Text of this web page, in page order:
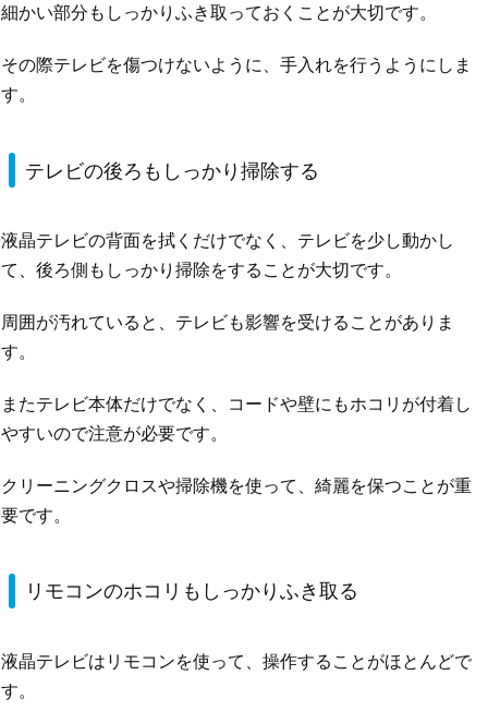
細かい部分もしっかりふき取っておくことが大切です。
その際テレビを傷つけないように、手入れを行うようにしま
す。
テレビの後ろもしっかり掃除する
液晶テレビの背面を拭くだけでなく、テレビを少し動かし
て、後ろ側もしっかり掃除をすることが大切です。
周囲が汚れていると、テレビも影響を受けることがありま
す。
またテレビ本体だけでなく、コードや壁にもホコリが付着し
やすいので注意が必要です。
クリーニングクロスや掃除機を使って、綺麗を保つことが重
要です。
リモコンのホコリもしっかりふき取る
液晶テレビはリモコンを使って、操作することがほとんどで
す。